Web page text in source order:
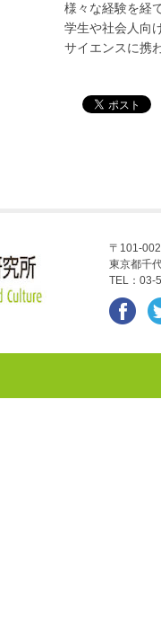
様々な経験を経
学生や社会人向
サイエンスに携
〒101-
東京都千
TEL：